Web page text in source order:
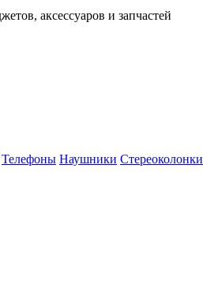
аксессуаров и запчастей
Телефоны Наушники Стереоколонки